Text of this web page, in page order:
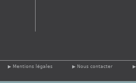
Mentions légales Nous contacter